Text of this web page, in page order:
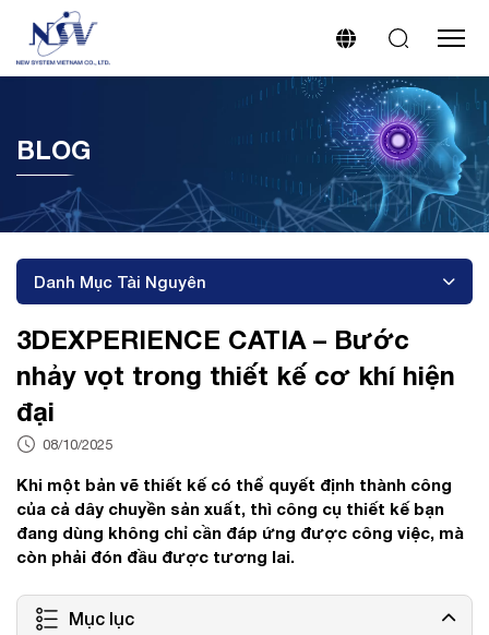
BLOG
Danh Mục Tài Nguyên
3DEXPERIENCE CATIA – Bước
nhảy vọt trong thiết kế cơ khí hiện
đại
08/10/2025
Khi một bản vẽ thiết kế có thể quyết định thành công
của cả dây chuyền sản xuất, thì công cụ thiết kế bạn
đang dùng không chỉ cần đáp ứng được công việc, mà
còn phải đón đầu được tương lai.
Mục lục